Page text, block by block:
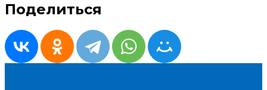
Поделиться